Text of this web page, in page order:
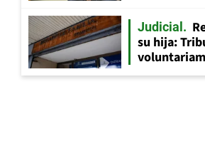
Judicial
su hija: